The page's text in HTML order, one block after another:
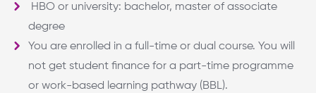
HBO or university: bachelor, master of associate
degree
You are enrolled in a full-time or dual course. You will
not get student finance for a part-time programme
or work-based learning pathway (BBL).